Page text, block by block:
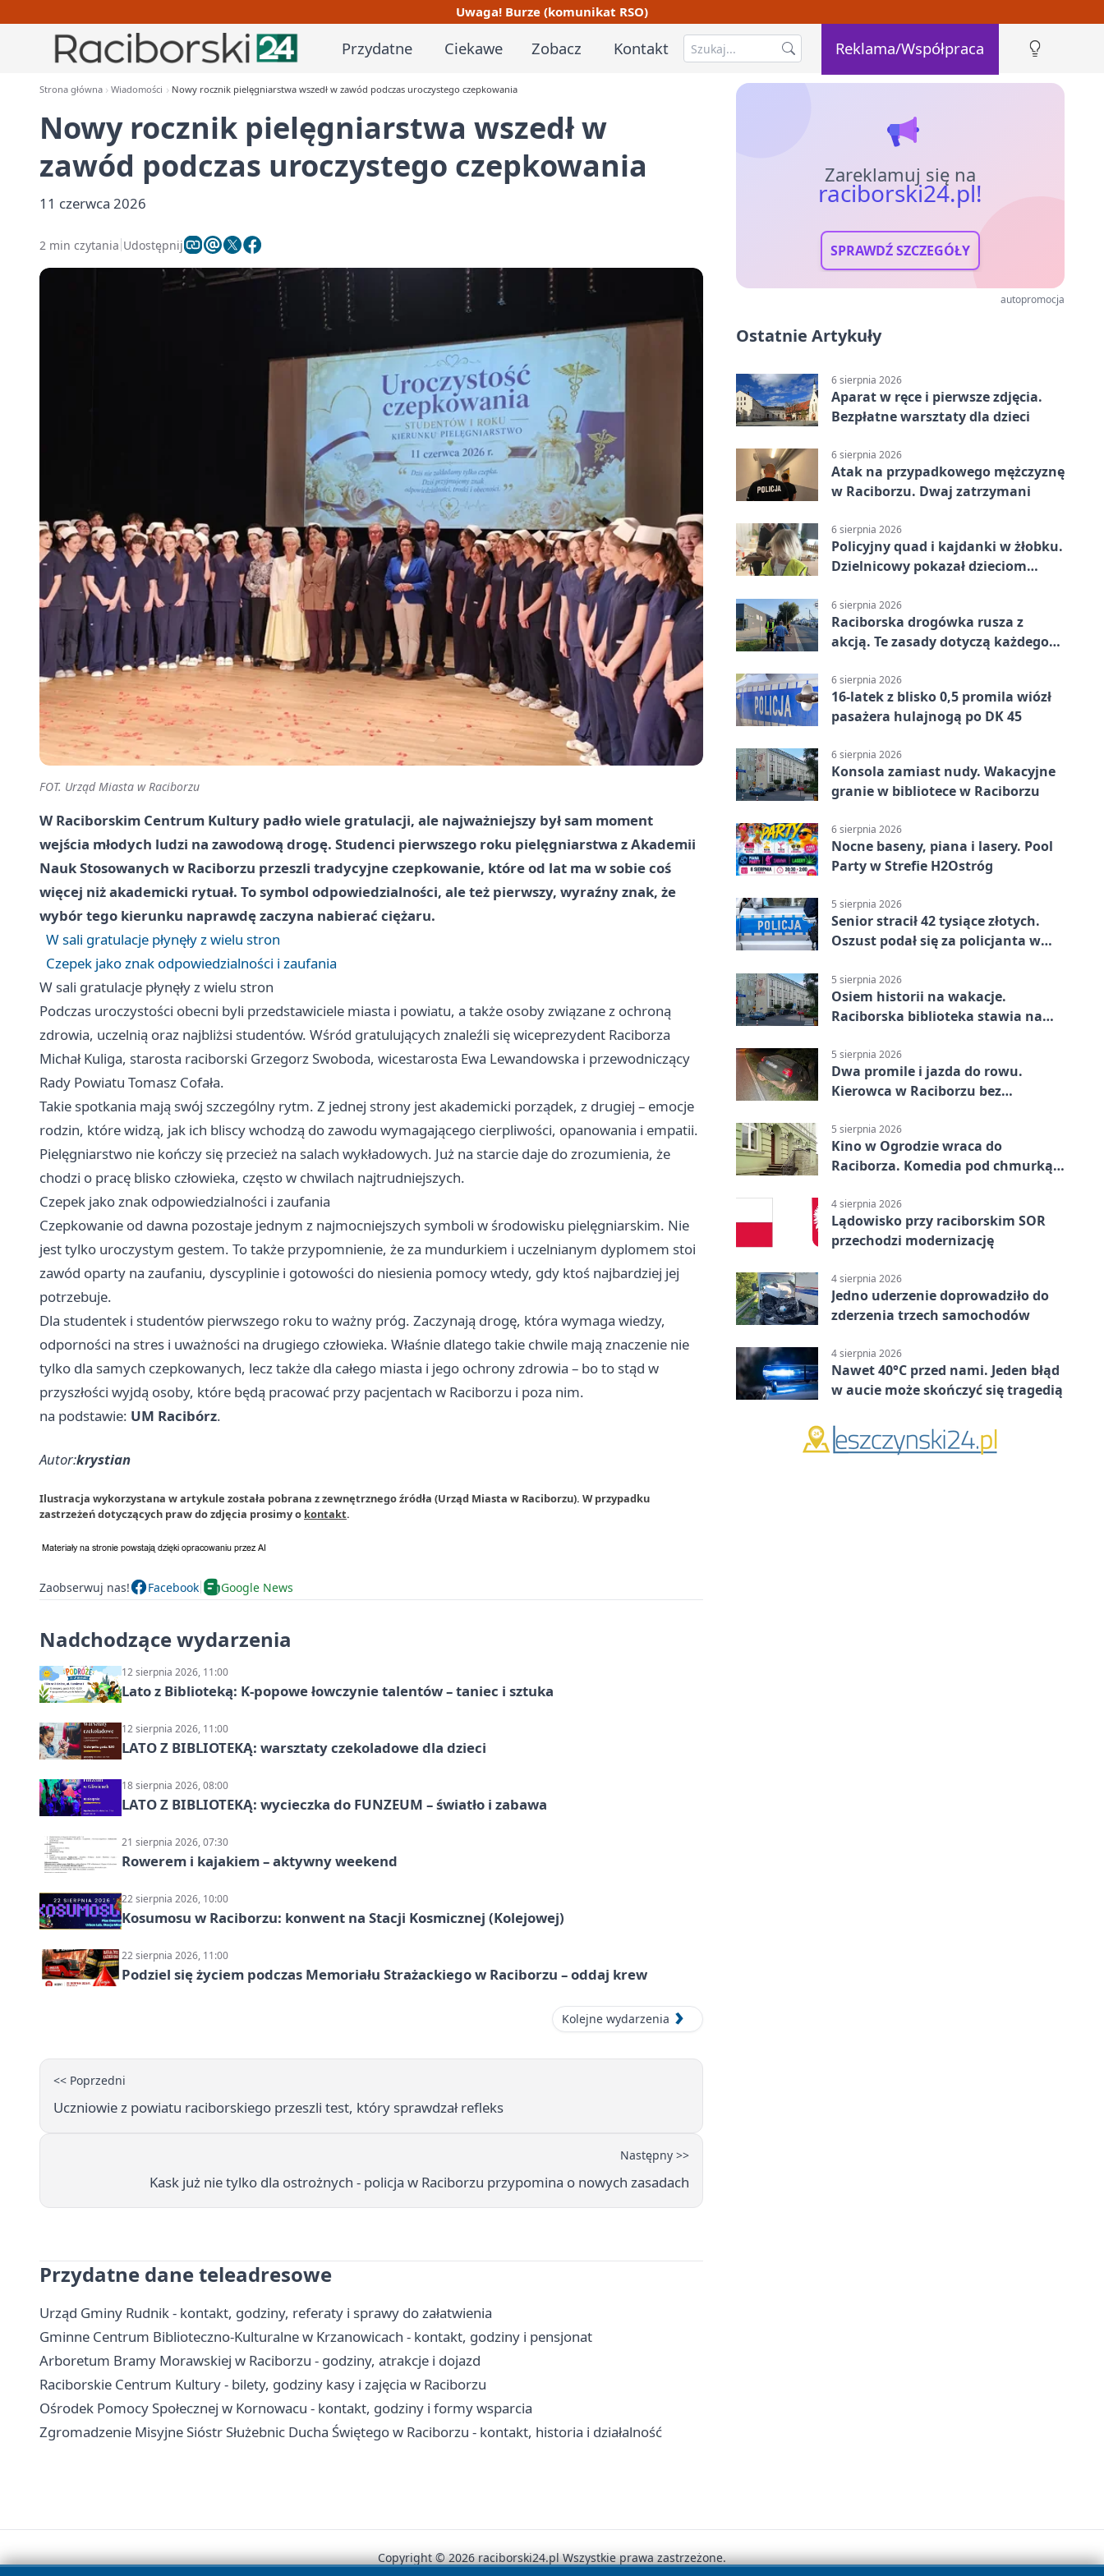
Uwaga! Burze (komunikat RSO)
Przydatne Ciekawe Zobacz Kontakt Reklama/Współpraca
Strona główna Wiadomości Nowy rocznik pielęgniarstwa wszedł w zawód podczas uroczystego czepkowania
Nowy rocznik pielęgniarstwa wszedł w
zawód podczas uroczystego czepkowania
11 czerwca 2026
2 min czytania Udostępnij
FOT. Urząd Miasta w Raciborzu
W Raciborskim Centrum Kultury padło wiele gratulacji, ale najważniejszy był sam moment
wejścia młodych ludzi na zawodową drogę. Studenci pierwszego roku pielęgniarstwa z Akademii
Nauk Stosowanych w Raciborzu przeszli tradycyjne czepkowanie, które od lat ma w sobie coś
więcej niż akademicki rytuał. To symbol odpowiedzialności, ale też pierwszy, wyraźny znak, że
wybór tego kierunku naprawdę zaczyna nabierać ciężaru.
W sali gratulacje płynęły z wielu stron
Czepek jako znak odpowiedzialności i zaufania
W sali gratulacje płynęły z wielu stron
Podczas uroczystości obecni byli przedstawiciele miasta i powiatu, a także osoby związane z ochroną
zdrowia, uczelnią oraz najbliżsi studentów. Wśród gratulujących znaleźli się wiceprezydent Raciborza
Michał Kuliga, starosta raciborski Grzegorz Swoboda, wicestarosta Ewa Lewandowska i przewodniczący
Rady Powiatu Tomasz Cofała.
Takie spotkania mają swój szczególny rytm. Z jednej strony jest akademicki porządek, z drugiej – emocje
rodzin, które widzą, jak ich bliscy wchodzą do zawodu wymagającego cierpliwości, opanowania i empatii.
Pielęgniarstwo nie kończy się przecież na salach wykładowych. Już na starcie daje do zrozumienia, że
chodzi o pracę blisko człowieka, często w chwilach najtrudniejszych.
Czepek jako znak odpowiedzialności i zaufania
Czepkowanie od dawna pozostaje jednym z najmocniejszych symboli w środowisku pielęgniarskim. Nie
jest tylko uroczystym gestem. To także przypomnienie, że za mundurkiem i uczelnianym dyplomem stoi
zawód oparty na zaufaniu, dyscyplinie i gotowości do niesienia pomocy wtedy, gdy ktoś najbardziej jej
potrzebuje.
Dla studentek i studentów pierwszego roku to ważny próg. Zaczynają drogę, która wymaga wiedzy,
odporności na stres i uważności na drugiego człowieka. Właśnie dlatego takie chwile mają znaczenie nie
tylko dla samych czepkowanych, lecz także dla całego miasta i jego ochrony zdrowia – bo to stąd w
przyszłości wyjdą osoby, które będą pracować przy pacjentach w Raciborzu i poza nim.
na podstawie: UM Racibórz.
Autor:krystian
Ilustracja wykorzystana w artykule została pobrana z zewnętrznego źródła (Urząd Miasta w Raciborzu). W przypadku
zastrzeżeń dotyczących praw do zdjęcia prosimy o kontakt.
Zaobserwuj nas! Facebook Google News
Nadchodzące wydarzenia
12 sierpnia 2026, 11:00
Lato z Biblioteką: K-popowe łowczynie talentów – taniec i sztuka
12 sierpnia 2026, 11:00
LATO Z BIBLIOTEKĄ: warsztaty czekoladowe dla dzieci
18 sierpnia 2026, 08:00
LATO Z BIBLIOTEKĄ: wycieczka do FUNZEUM – światło i zabawa
21 sierpnia 2026, 07:30
Rowerem i kajakiem – aktywny weekend
22 sierpnia 2026, 10:00
Kosumosu w Raciborzu: konwent na Stacji Kosmicznej (Kolejowej)
22 sierpnia 2026, 11:00
Podziel się życiem podczas Memoriału Strażackiego w Raciborzu – oddaj krew
Kolejne wydarzenia
<< Poprzedni
Uczniowie z powiatu raciborskiego przeszli test, który sprawdzał refleks
Następny >>
Kask już nie tylko dla ostrożnych - policja w Raciborzu przypomina o nowych zasadach
Przydatne dane teleadresowe
Urząd Gminy Rudnik - kontakt, godziny, referaty i sprawy do załatwienia
Gminne Centrum Biblioteczno-Kulturalne w Krzanowicach - kontakt, godziny i pensjonat
Arboretum Bramy Morawskiej w Raciborzu - godziny, atrakcje i dojazd
Raciborskie Centrum Kultury - bilety, godziny kasy i zajęcia w Raciborzu
Ośrodek Pomocy Społecznej w Kornowacu - kontakt, godziny i formy wsparcia
Zgromadzenie Misyjne Sióstr Służebnic Ducha Świętego w Raciborzu - kontakt, historia i działalność
Zareklamuj się na
raciborski24.pl!
SPRAWDŹ SZCZEGÓŁY
autopromocja
Ostatnie Artykuły
6 sierpnia 2026
Aparat w ręce i pierwsze zdjęcia.
Bezpłatne warsztaty dla dzieci
6 sierpnia 2026
Atak na przypadkowego mężczyznę
w Raciborzu. Dwaj zatrzymani
6 sierpnia 2026
Policyjny quad i kajdanki w żłobku.
Dzielnicowy pokazał dzieciom
6 sierpnia 2026
Raciborska drogówka rusza z
akcją. Te zasady dotyczą każdego
6 sierpnia 2026
16-latek z blisko 0,5 promila wiózł
pasażera hulajnogą po DK 45
6 sierpnia 2026
Konsola zamiast nudy. Wakacyjne
granie w bibliotece w Raciborzu
6 sierpnia 2026
Nocne baseny, piana i lasery. Pool
Party w Strefie H2Ostróg
5 sierpnia 2026
Senior stracił 42 tysiące złotych.
Oszust podał się za policjanta w
5 sierpnia 2026
Osiem historii na wakacje.
Raciborska biblioteka stawia na
5 sierpnia 2026
Dwa promile i jazda do rowu.
Kierowca w Raciborzu bez
5 sierpnia 2026
Kino w Ogrodzie wraca do
Raciborza. Komedia pod chmurką
4 sierpnia 2026
Lądowisko przy raciborskim SOR
przechodzi modernizację
4 sierpnia 2026
Jedno uderzenie doprowadziło do
zderzenia trzech samochodów
4 sierpnia 2026
Nawet 40°C przed nami. Jeden błąd
w aucie może skończyć się tragedią
Copyright © 2026 raciborski24.pl Wszystkie prawa zastrzeżone.